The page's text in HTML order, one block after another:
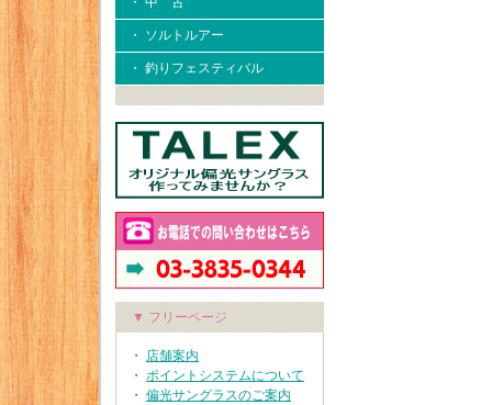
・ ソルトルアー
・ 釣りフェスティバル
▼ フリーページ
・ 店舗案内
・ ポイントシステムについて
・ 偏光サングラスのご案内